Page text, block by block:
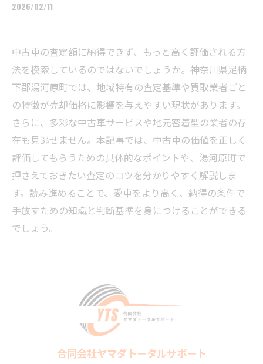
2026/02/11
中古車の査定額に納得できず、もっと高く評価される方
法を模索しているのではないでしょうか。神奈川県足柄
下郡湯河原町では、地域特有の査定基準や買取業者ごと
の特徴が売却価格に影響を与えやすい現状があります。
さらに、多彩な中古車サービスや地元密着型の業者の存
在も見逃せません。本記事では、中古車の価値を正しく
評価してもらうための具体的なポイントや、湯河原町で
押さえておきたい査定のコツを分かりやすく解説しま
す。読み進めることで、愛車をより高く、納得の条件で
手放すための知識と判断基準を身につけることができる
でしょう。
合同会社ヤマダトータルサポート